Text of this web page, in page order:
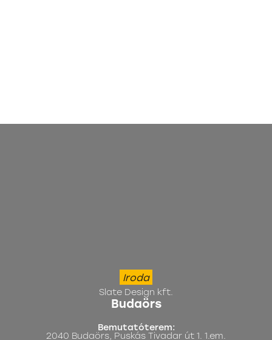
Iroda
Slate Design kft.
Budaörs
Bemutatóterem:
2040 Budaörs, Puskás Tivadar út 1. 1.em.